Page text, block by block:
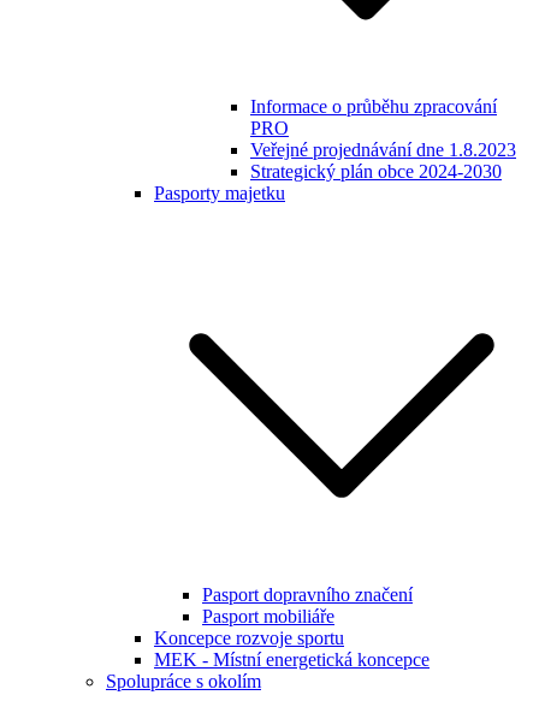
Informace o průběhu zpracování
PRO
Veřejné projednávání dne 1.8.2023
Strategický plán obce 2024-2030
Pasporty majetku
Pasport dopravního značení
Pasport mobiliáře
Koncepce rozvoje sportu
MEK - Místní energetická koncepce
Spolupráce s okolím